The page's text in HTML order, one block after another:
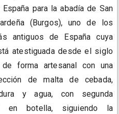
para la abadía de San
(Burgos), uno de los
antiguos de España cuya
atestiguada desde el siglo
de forma artesanal con una
de malta de cebada,
y agua, con segunda
en botella, siguiendo la